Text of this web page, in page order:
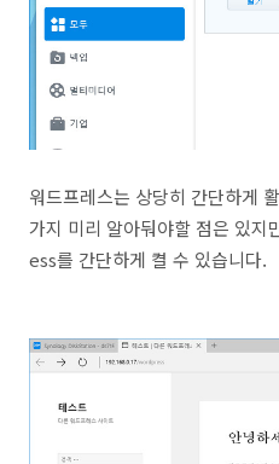
워드프레스는 상당히 간단하게
가지 미리 알아둬야할 점은 있
ess를 간단하게 켤 수 있습니다.